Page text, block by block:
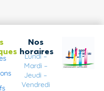
Nos
horaires
Lundi –
Mardi –
Jeudi –
Vendredi